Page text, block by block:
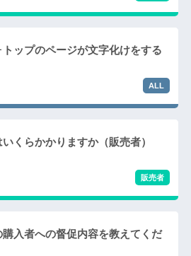
トップのページが文字化けをする
くらかかりますか（販売者）
購入者への督促内容を教えてくだ